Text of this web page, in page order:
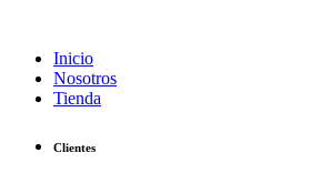
Inicio
Nosotros
Tienda
Clientes